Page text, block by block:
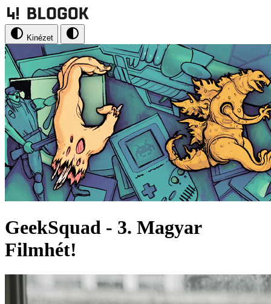
Kinézet
GeekSquad - 3. Magyar
Filmhét!